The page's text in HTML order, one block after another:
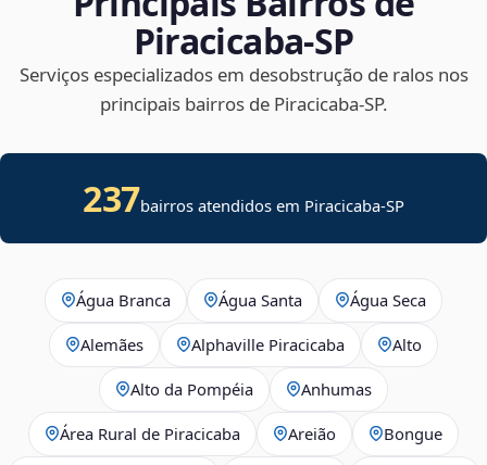
Piracicaba‑SP
Serviços especializados em desobstrução de ralos nos
principais bairros de Piracicaba‑SP.
237bairros atendidos em Piracicaba-SP
Água Branca Água Santa Água Seca
Alemães Alphaville Piracicaba Alto
Alto da Pompéia Anhumas
Área Rural de Piracicaba Areião Bongue